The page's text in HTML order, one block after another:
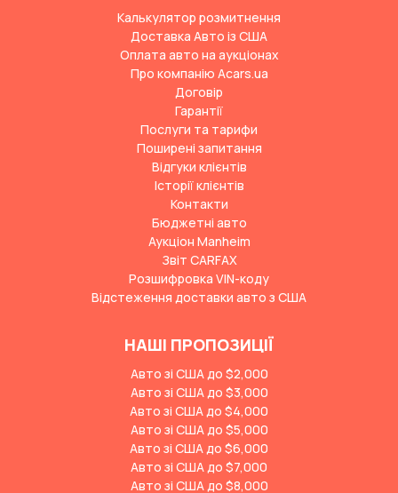
Калькулятор розмитнення
Доставка Авто із США
Оплата авто на аукціонах
Про компанію Acars.ua
Договір
Гарантії
Послуги та тарифи
Поширені запитання
Відгуки клієнтів
Історії клієнтів
Контакти
Бюджетні авто
Аукціон Manheim
Звіт CARFAX
Розшифровка VIN-коду
Відстеження доставки авто з США
НАШІ ПРОПОЗИЦІЇ
Авто зі США до $2,000
Авто зі США до $3,000
Авто зі США до $4,000
Авто зі США до $5,000
Авто зі США до $6,000
Авто зі США до $7,000
Авто зі США до $8,000